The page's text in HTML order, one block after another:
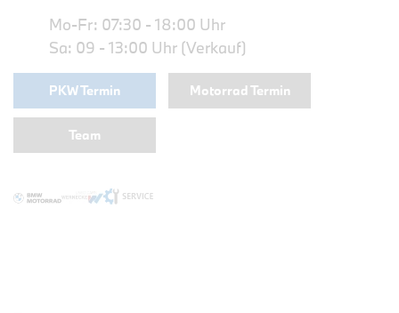
Mo-Fr: 07:30 - 18:00 Uhr
Sa: 09 - 13:00 Uhr (Verkauf)
PKW Termin Motorrad Termin
Team